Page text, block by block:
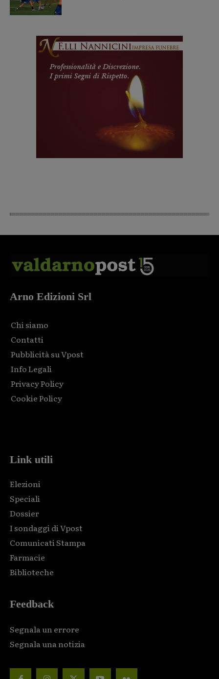
Arno Edizioni Srl
Chi siamo
Contatti
Pubblicità su Vpost
Info Legali
Privacy Policy
Cookie Policy
Link utili
Elezioni
Speciali
Dossier
I sondaggi di Vpost
Comunicati Stampa
Farmacie
Biblioteche
Feedback
Segnala un errore
Segnala una notizia